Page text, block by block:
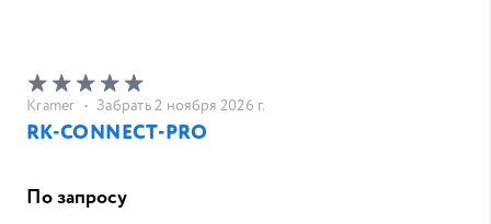
Kramer • Забрать 2 ноября 2026 г.
RK-CONNECT-PRO
По запросу